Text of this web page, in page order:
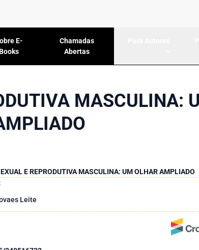
E-
Chamadas
Abertas
MASCULINA:
E REPRODUTIVA MASCULINA: UM OLHAR AMPLIADO
Leite